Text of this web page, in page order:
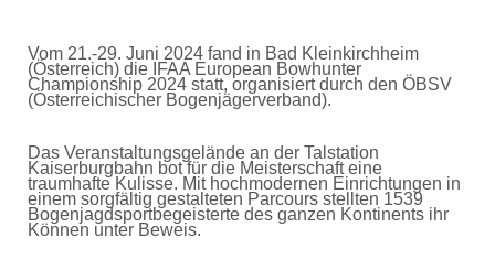
Vom 21.-29. Juni 2024 fand in Bad Kleinkirchheim
(Österreich) die IFAA European Bowhunter
Championship 2024 statt, organisiert durch den ÖBSV
(Österreichischer Bogenjägerverband).
Das Veranstaltungsgelände an der Talstation
Kaiserburgbahn bot für die Meisterschaft eine
traumhafte Kulisse. Mit hochmodernen Einrichtungen in
einem sorgfältig gestalteten Parcours stellten 1539
Bogenjagdsportbegeisterte des ganzen Kontinents ihr
Können unter Beweis.